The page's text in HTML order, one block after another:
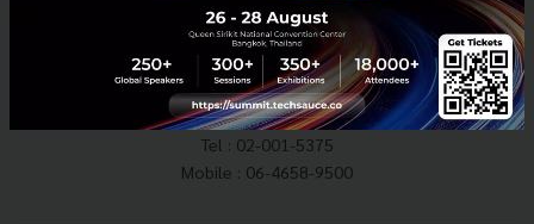
E-mail :contact@techsauce.co
Tel : 02-001-5375
Mobile : 06-4658-9500